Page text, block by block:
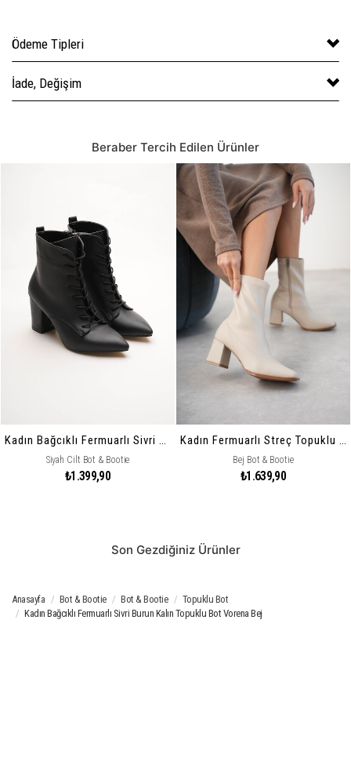
Ödeme Tipleri
İade, Değişim
Beraber Tercih Edilen Ürünler
Siyah Cilt Bot & Bootie
₺1.399,90
Bej Bot & Bootie
₺1.639,90
Son Gezdiğiniz Ürünler
Anasayfa Bot & Bootie Bot & Bootie
Topuklu Bot
Kadın Bağcıklı Fermuarlı Sivri Burun Kalın Topuklu Bot Vorena Bej